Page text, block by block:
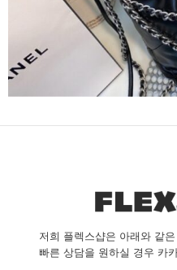
저희 플렉스샵은 아래와 같
빠른 상담을 원하실 경우 카